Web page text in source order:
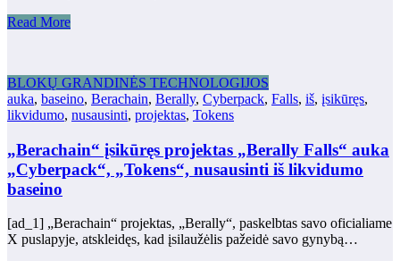
Read More
BLOKŲ GRANDINĖS TECHNOLOGIJOS
auka, baseino, Berachain, Berally, Cyberpack, Falls, iš, įsikūręs,
likvidumo, nusausinti, projektas, Tokens
„Berachain“ įsikūręs projektas „Berally Falls“ auka
„Cyberpack“, „Tokens“, nusausinti iš likvidumo
baseino
[ad_1] „Berachain“ projektas, „Berally“, paskelbtas savo oficialiame
X puslapyje, atskleidęs, kad įsilaužėlis pažeidė savo gynybą…